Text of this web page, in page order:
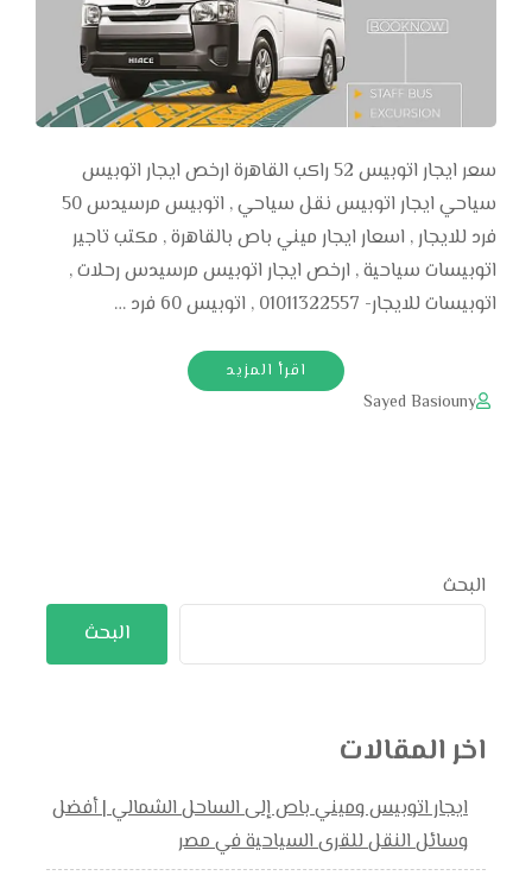
سعر ايجار اتوبيس 52 راكب القاهرة ارخص ايجار اتوبيس
سياحي ايجار اتوبيس نقل سياحي , اتوبيس مرسيدس 50
فرد للايجار , اسعار ايجار ميني باص بالقاهرة , مكتب تاجير
اتوبيسات سياحية , ارخص ايجار اتوبيس مرسيدس رحلات ,
اتوبيسات للايجار- 01011322557 , اتوبيس 60 فرد …
اقرأ المزيد
Sayed Basiouny
البحث
البحث
اخر المقالات
ايجار اتوبيس وميني باص إلى الساحل الشمالي | أفضل
وسائل النقل للقرى السياحية في مصر